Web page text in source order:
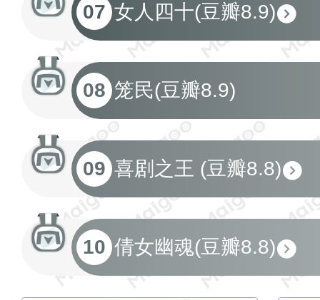
07 女人四十(豆瓣8.9)
08 笼民(豆瓣8.9)
09 喜剧之王 (豆瓣8.8)
10 倩女幽魂(豆瓣8.8)